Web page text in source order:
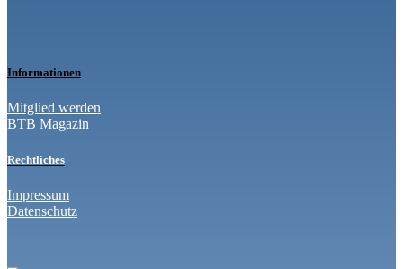
Informationen
Mitglied werden
BTB Magazin
Rechtliches
Impressum
Datenschutz